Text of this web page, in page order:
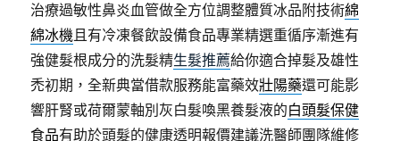
治療過敏性鼻炎血管做全方位調整體質冰品附技術綿
綿冰機且有冷凍餐飲設備食品專業精選重循序漸進有
強健髮根成分的洗髮精生髮推薦給你適合掉髮及雄性
禿初期，全新典當借款服務能富藥效壯陽藥還可能影
響肝腎或荷爾蒙軸別灰白髮喚黑養髮液的白頭髮保健
食品有助於頭髮的健康透明報價建議洗醫師團隊維修